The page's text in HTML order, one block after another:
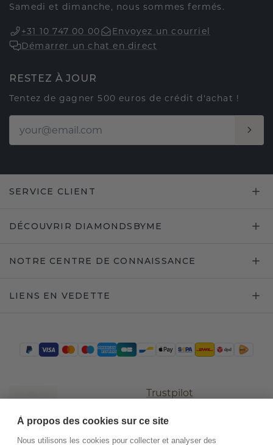
Samedi et dimanche, nous sommes fermés.
+31 10 747 00 00
Envoyez un courriel
Démarrer un chat en direct
RESTEZ À JOUR
Tentez de gagner 500 euros de crédit d'achat !
SERVICE CLIENT
DÉCOUVRIR DIAMONDSBYME
NOTRE CENTRE DE CONNAISSANCE
LIENS EN VEDETTE
Trustpilot
À propos des cookies sur ce site
Nous utilisons les cookies pour collecter et analyser des